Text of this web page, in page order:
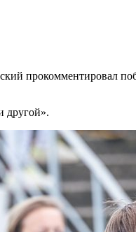
прокомментировал
другой».